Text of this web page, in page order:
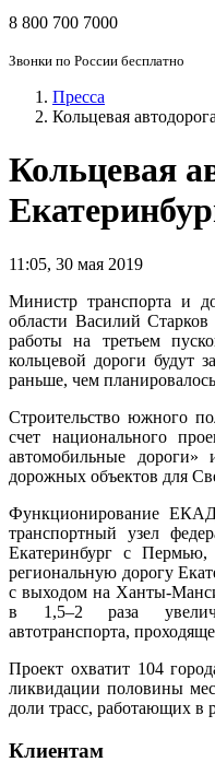
8 800 700 7000
Звонки по России бесплатно
Пресса
Кольцевая
Кольцевая
11:05, 30 мая 2019
Министр транспорта и
области Василий
работы на третьем
кольцевой дороги будут
раньше, чем
Строительство южного
счет национального
автомобильные
дорожных объектов для
Функционирование
транспортный узел
Екатеринбург с
региональную дорогу
с выходом на Ханты-
в 1,5–2 раза
автотранспорта,
Проект охватит 104
ликвидации половины
доли трасс, работающих в
Клиентам